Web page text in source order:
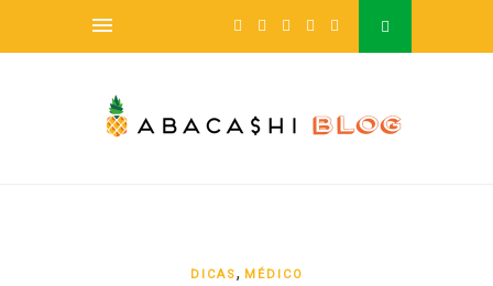
DICAS, MÉDICO